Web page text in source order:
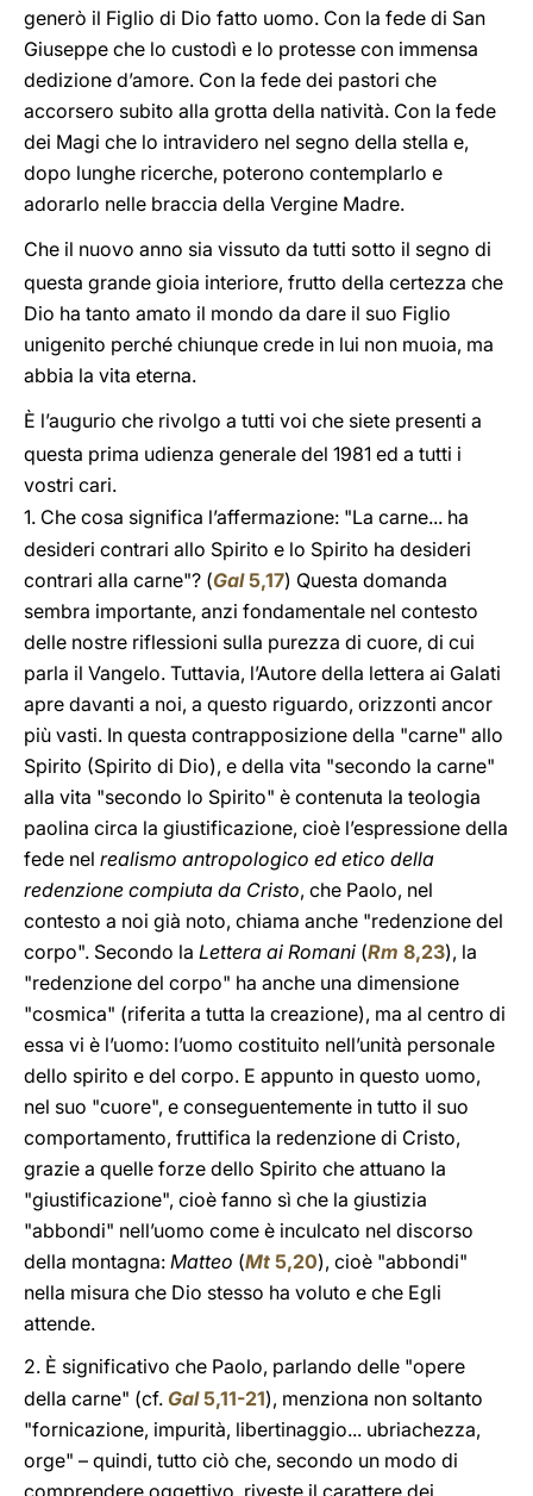
generò il Figlio di Dio fatto uomo. Con la fede di San
Giuseppe che lo custodì e lo protesse con immensa
dedizione d’amore. Con la fede dei pastori che
accorsero subito alla grotta della natività. Con la fede
dei Magi che lo intravidero nel segno della stella e,
dopo lunghe ricerche, poterono contemplarlo e
adorarlo nelle braccia della Vergine Madre.
Che il nuovo anno sia vissuto da tutti sotto il segno di
questa grande gioia interiore, frutto della certezza che
Dio ha tanto amato il mondo da dare il suo Figlio
unigenito perché chiunque crede in lui non muoia, ma
abbia la vita eterna.
È l’augurio che rivolgo a tutti voi che siete presenti a
questa prima udienza generale del 1981 ed a tutti i
vostri cari.
1. Che cosa significa l’affermazione: "La carne... ha
desideri contrari allo Spirito e lo Spirito ha desideri
contrari alla carne"? (Gal5,17) Questa domanda
sembra importante, anzi fondamentale nel contesto
delle nostre riflessioni sulla purezza di cuore, di cui
parla il Vangelo. Tuttavia, l’Autore della lettera ai Galati
apre davanti a noi, a questo riguardo, orizzonti ancor
più vasti. In questa contrapposizione della "carne" allo
Spirito (Spirito di Dio), e della vita "secondo la carne"
alla vita "secondo lo Spirito" è contenuta la teologia
paolina circa la giustificazione, cioè l’espressione della
fede nel realismo antropologico ed etico della
redenzione compiuta da Cristo, che Paolo, nel
contesto a noi già noto, chiama anche "redenzione del
corpo". Secondo la Lettera ai Romani (Rm 8,23), la
"redenzione del corpo" ha anche una dimensione
"cosmica" (riferita a tutta la creazione), ma al centro di
essa vi è l’uomo: l’uomo costituito nell’unità personale
dello spirito e del corpo. E appunto in questo uomo,
nel suo "cuore", e conseguentemente in tutto il suo
comportamento, fruttifica la redenzione di Cristo,
grazie a quelle forze dello Spirito che attuano la
"giustificazione", cioè fanno sì che la giustizia
"abbondi" nell’uomo come è inculcato nel discorso
della montagna: Matteo (Mt 5,20), cioè "abbondi"
nella misura che Dio stesso ha voluto e che Egli
attende.
2. È significativo che Paolo, parlando delle "opere
della carne" (cf. Gal5,11-21), menziona non soltanto
"fornicazione, impurità, libertinaggio... ubriachezza,
orge" – quindi, tutto ciò che, secondo un modo di
comprendere oggettivo, riveste il carattere dei